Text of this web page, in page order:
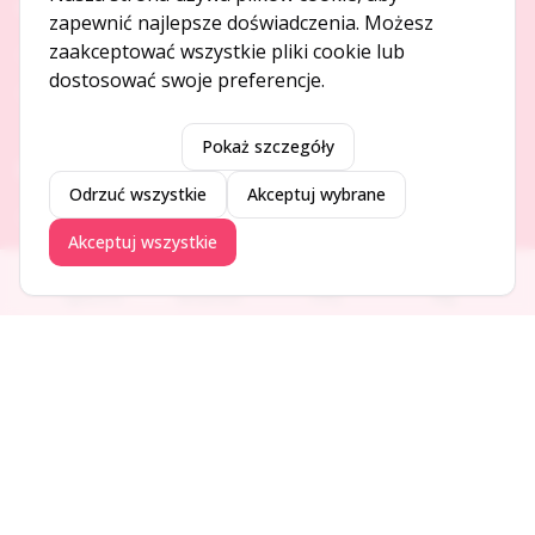
O NAS
O serwisie
Kontakt
DODAJ I PROMUJ
Dodaj ogłoszenie
Dodaj firmę
Promuj ogłoszenie
Ogłoszenia Aktualności Firmy Blog
zapewnić najlepsze doświadczenia. Możesz
zaakceptować wszystkie pliki cookie lub
dostosować swoje preferencje.
Pokaż szczegóły
Odrzuć wszystkie Akceptuj wybrane
Akceptuj wszystkie